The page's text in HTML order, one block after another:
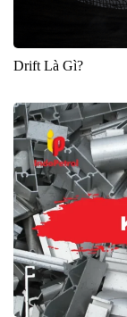
Drift Là Gì?